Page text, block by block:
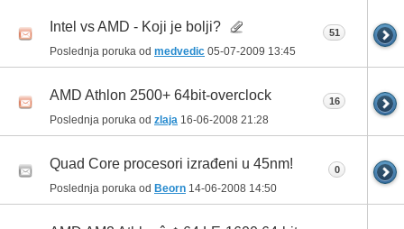
Intel vs AMD - Koji je bolji?
Poslednja poruka od medvedic 05-07-2009 13:45
51
AMD Athlon 2500+ 64bit-overclock
Poslednja poruka od zlaja 16-06-2008 21:28
16
Quad Core procesori izrađeni u 45nm!
Poslednja poruka od Beorn 14-06-2008 14:50
0